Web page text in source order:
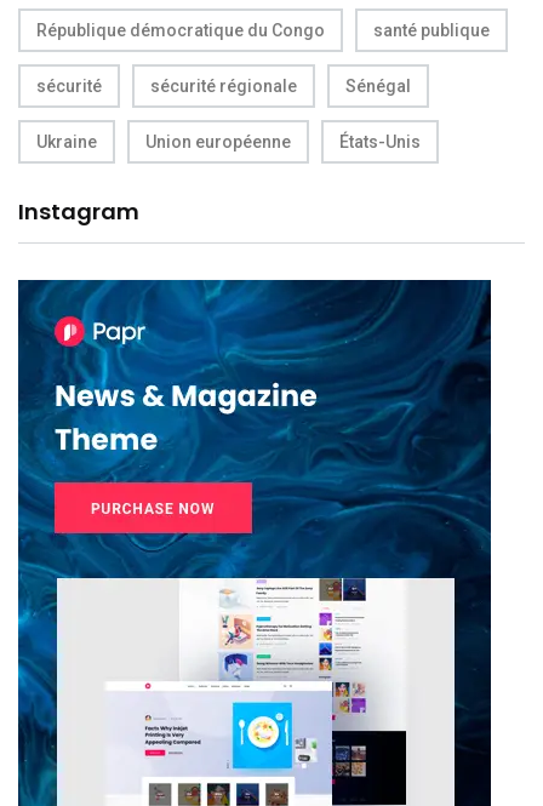
République démocratique du Congo santé publique
sécurité sécurité régionale Sénégal
Ukraine Union européenne États-Unis
Instagram